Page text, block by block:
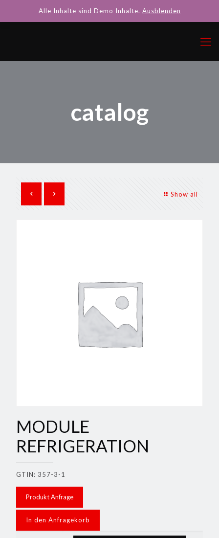
catalog
Show all
MODULE
REFRIGERATION
GTIN: 357-3-1
Produkt Anfrage
In den Anfragekorb
Alle Inhalte sind Demo Inhalte. Ausblenden